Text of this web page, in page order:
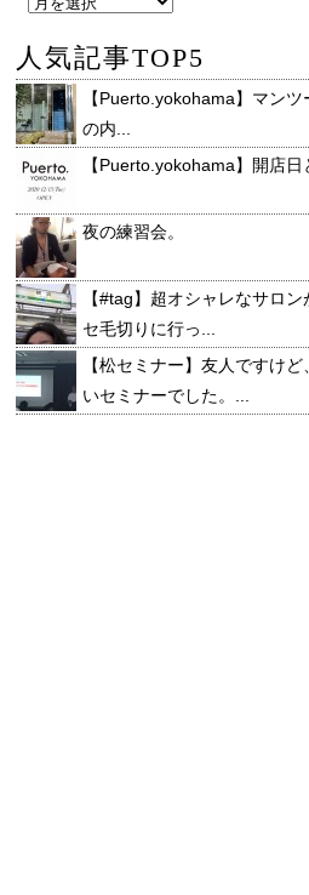
人気記事TOP5
【Puerto.yokohama】マン
の内...
【Puerto.yokohama】開店
夜の練習会。
【#tag】超オシャレなサロ
セ毛切りに行っ...
【松セミナー】友人ですけ
いセミナーでした。...